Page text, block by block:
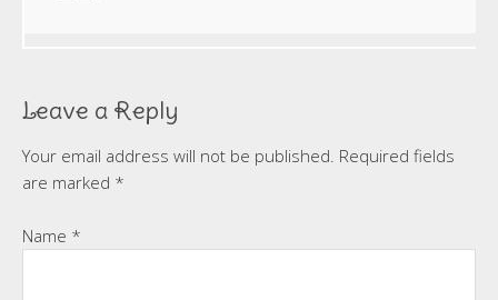
Leave a Reply
Your email address will not be published. Required fields
are marked *
Name *